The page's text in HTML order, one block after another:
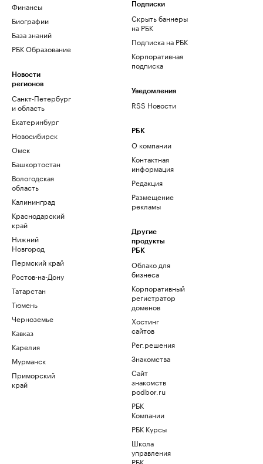
Финансы
Биографии
База знаний
РБК Образование
Новости
регионов
Санкт-Петербург
и область
Екатеринбург
Новосибирск
Омск
Башкортостан
Вологодская
область
Калининград
Краснодарский
край
Нижний
Новгород
Пермский край
Ростов-на-Дону
Татарстан
Тюмень
Черноземье
Кавказ
Карелия
Мурманск
Приморский
край
Подписки
Скрыть баннеры
на РБК
Подписка на РБК
Корпоративная
подписка
Уведомления
RSS Новости
РБК
О компании
Контактная
информация
Редакция
Размещение
рекламы
Другие
продукты
РБК
Облако для
бизнеса
Корпоративный
регистратор
доменов
Хостинг
сайтов
Рег.решения
Знакомства
Сайт
знакомств
podbor.ru
РБК
Компании
РБК Курсы
Школа
управления
РБК